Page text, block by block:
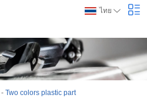
ไทย
- Two colors plastic part